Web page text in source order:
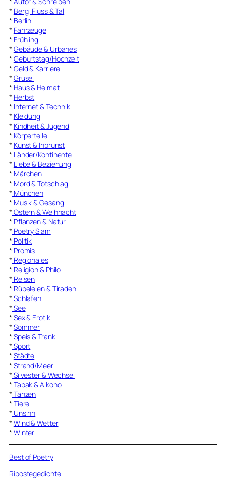
* Berg, Fluss & Tal
* Berlin
* Fahrzeuge
* Frühling
* Gebäude & Urbanes
* Geburtstag/Hochzeit
* Geld & Karriere
* Grusel
* Haus & Heimat
* Herbst
* Internet & Technik
* Kleidung
* Kindheit & Jugend
* Körperteile
* Kunst & Inbrunst
* Länder/Kontinente
* Liebe & Beziehung
* Märchen
* Mord & Totschlag
* München
* Musik & Gesang
* Ostern & Weihnacht
* Pflanzen & Natur
* Poetry Slam
* Politik
* Promis
* Regionales
* Religion & Philo
* Reisen
* Rüpeleien & Tiraden
* Schlafen
* See
* Sex & Erotik
* Sommer
* Speis & Trank
* Sport
* Städte
* Strand/Meer
* Silvester & Wechsel
* Tabak & Alkohol
* Tanzen
* Tiere
* Unsinn
* Wind & Wetter
* Winter
Best of Poetry
Ripostegedichte